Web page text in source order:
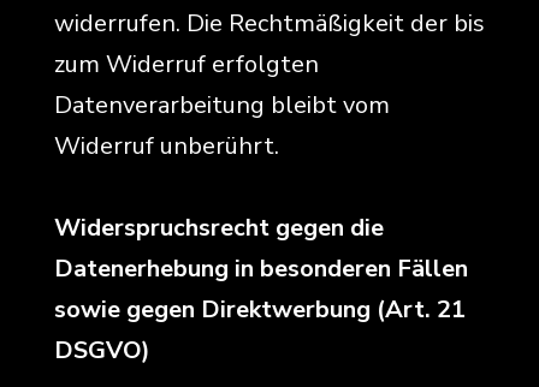
widerrufen. Die Rechtmäßigkeit der bis
zum Widerruf erfolgten
Datenverarbeitung bleibt vom
Widerruf unberührt.
Widerspruchsrecht gegen die
Datenerhebung in besonderen Fällen
sowie gegen Direktwerbung (Art. 21
DSGVO)